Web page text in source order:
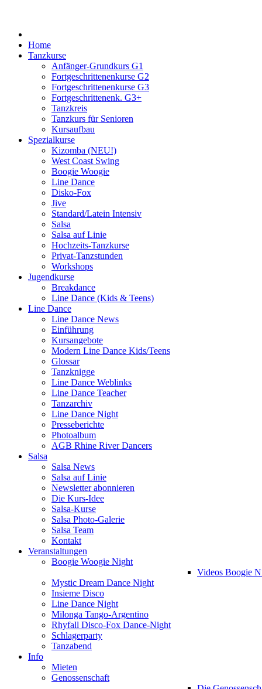
Home
Tanzkurse
Anfänger-Grundkurs G1
Fortgeschrittenenkurse G2
Fortgeschrittenenkurse G3
Fortgeschrittenenk. G3+
Tanzkreis
Tanzkurs für Senioren
Kursaufbau
Spezialkurse
Kizomba (NEU!)
West Coast Swing
Boogie Woogie
Line Dance
Disko-Fox
Jive
Standard/Latein Intensiv
Salsa
Salsa auf Linie
Hochzeits-Tanzkurse
Privat-Tanzstunden
Workshops
Jugendkurse
Breakdance
Line Dance (Kids & Teens)
Line Dance
Line Dance News
Einführung
Kursangebote
Modern Line Dance Kids/Teens
Glossar
Tanzknigge
Line Dance Weblinks
Line Dance Teacher
Tanzarchiv
Line Dance Night
Presseberichte
Photoalbum
AGB Rhine River Dancers
Salsa
Salsa News
Salsa auf Linie
Newsletter abonnieren
Die Kurs-Idee
Salsa-Kurse
Salsa Photo-Galerie
Salsa Team
Kontakt
Veranstaltungen
Boogie Woogie Night
Videos Boogie
Mystic Dream Dance Night
Insieme Disco
Line Dance Night
Milonga Tango-Argentino
Rhyfall Disco-Fox Dance-Night
Schlagerparty
Tanzabend
Info
Mieten
Genossenschaft